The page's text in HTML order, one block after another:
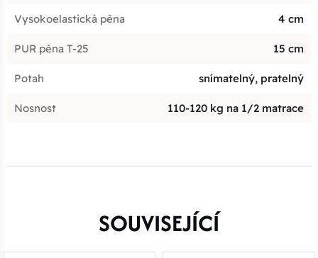
Vysokoelastická pěna 4 cm
PUR pěna T-25 15 cm
Potah snímatelný, pratelný
Nosnost 110-120 kg na 1/2 matrace
SOUVISEJÍCÍ